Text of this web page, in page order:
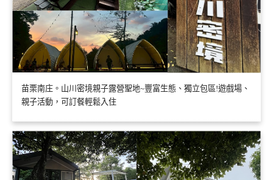
苗栗南庄。山川密境親子露營聖地~豐富生態、獨立包區!遊戲場、
親子活動，可訂餐輕鬆入住